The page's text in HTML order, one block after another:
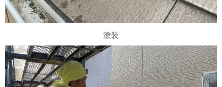
塗装